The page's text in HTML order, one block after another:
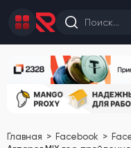
Главная Facebook